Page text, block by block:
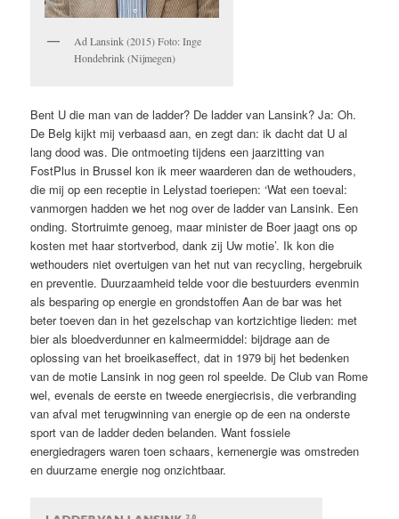
Ad Lansink (2015) Foto: Inge
Hondebrink (Nijmegen)
Bent U die man van de ladder? De ladder van Lansink? Ja: Oh.
De Belg kijkt mij verbaasd aan, en zegt dan: ik dacht dat U al
lang dood was. Die ontmoeting tijdens een jaarzitting van
FostPlus in Brussel kon ik meer waarderen dan de wethouders,
die mij op een receptie in Lelystad toeriepen: ‘Wat een toeval:
vanmorgen hadden we het nog over de ladder van Lansink. Een
onding. Stortruimte genoeg, maar minister de Boer jaagt ons op
kosten met haar stortverbod, dank zij Uw motie’. Ik kon die
wethouders niet overtuigen van het nut van recycling, hergebruik
en preventie. Duurzaamheid telde voor die bestuurders evenmin
als besparing op energie en grondstoffen Aan de bar was het
beter toeven dan in het gezelschap van kortzichtige lieden: met
bier als bloedverdunner en kalmeermiddel: bijdrage aan de
oplossing van het broeikaseffect, dat in 1979 bij het bedenken
van de motie Lansink in nog geen rol speelde. De Club van Rome
wel, evenals de eerste en tweede energiecrisis, die verbranding
van afval met terugwinning van energie op de een na onderste
sport van de ladder deden belanden. Want fossiele
energiedragers waren toen schaars, kernenergie was omstreden
en duurzame energie nog onzichtbaar.